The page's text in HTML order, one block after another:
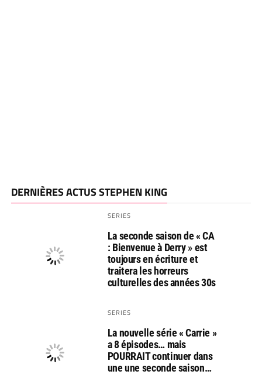
DERNIÈRES ACTUS STEPHEN KING
SERIES
La seconde saison de « CA
: Bienvenue à Derry » est
toujours en écriture et
traitera les horreurs
culturelles des années 30s
SERIES
La nouvelle série « Carrie »
a 8 épisodes… mais
POURRAIT continuer dans
une une seconde saison…